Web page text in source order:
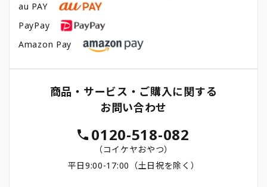
au PAY
PayPay
Amazon Pay
商品・サービス・ご購入に関する
お問い合わせ
0120-518-082
（コイケヤおやつ）
平日9:00-17:00（土日祝を除く）